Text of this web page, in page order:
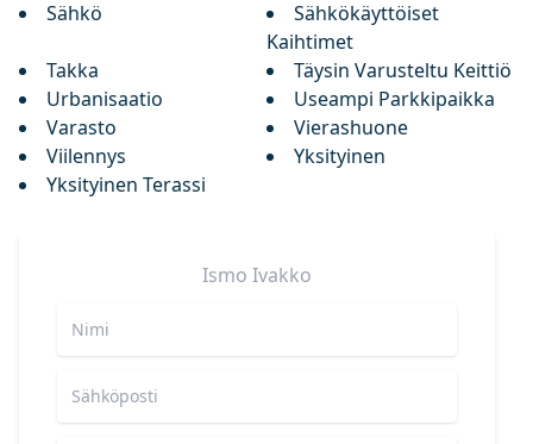
Sähkö
Sähkökäyttöiset
Kaihtimet
Takka
Täysin Varusteltu Keittiö
Urbanisaatio
Useampi Parkkipaikka
Varasto
Vierashuone
Viilennys
Yksityinen
Yksityinen Terassi
Ismo Ivakko